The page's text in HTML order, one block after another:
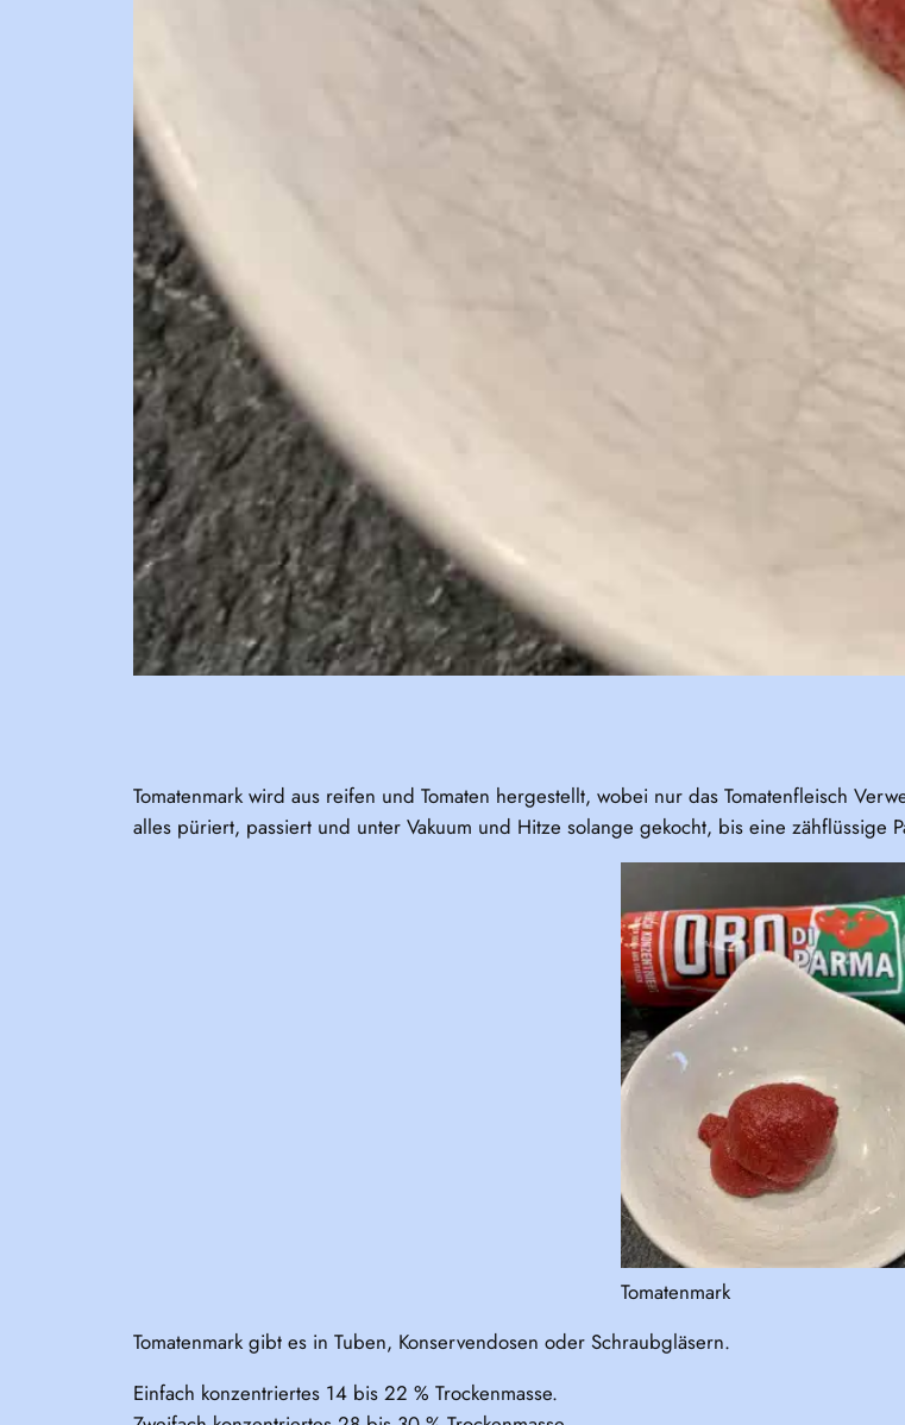
Tomatenmark wird aus reifen und Tomaten hergestellt, wobei nur das Tomatenfleisch
alles püriert, passiert und unter Vakuum und Hitze solange gekocht, bis eine zähflüssige
Tomatenmark
Tomatenmark gibt es in Tuben, Konservendosen oder Schraubgläsern.
Einfach konzentriertes 14 bis 22 % Trockenmasse.